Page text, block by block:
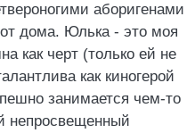
аборигенами
дома. Юлька - это моя
как черт (только ей не
как киногерой
занимается чем-то
непросвещенный